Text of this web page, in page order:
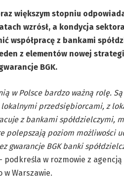
większym stopniu
wzrósł, a kondycja
współpracę z bankami
z elementów nowej
BGK.
w Polsce bardzo ważną rolę.
lokalnymi przedsiębiorcami, z
z bankami spółdzielczymi,
polepszają poziom możliwości
gwarancje BGK banki
podkreśla w rozmowie z
w Warszawie.